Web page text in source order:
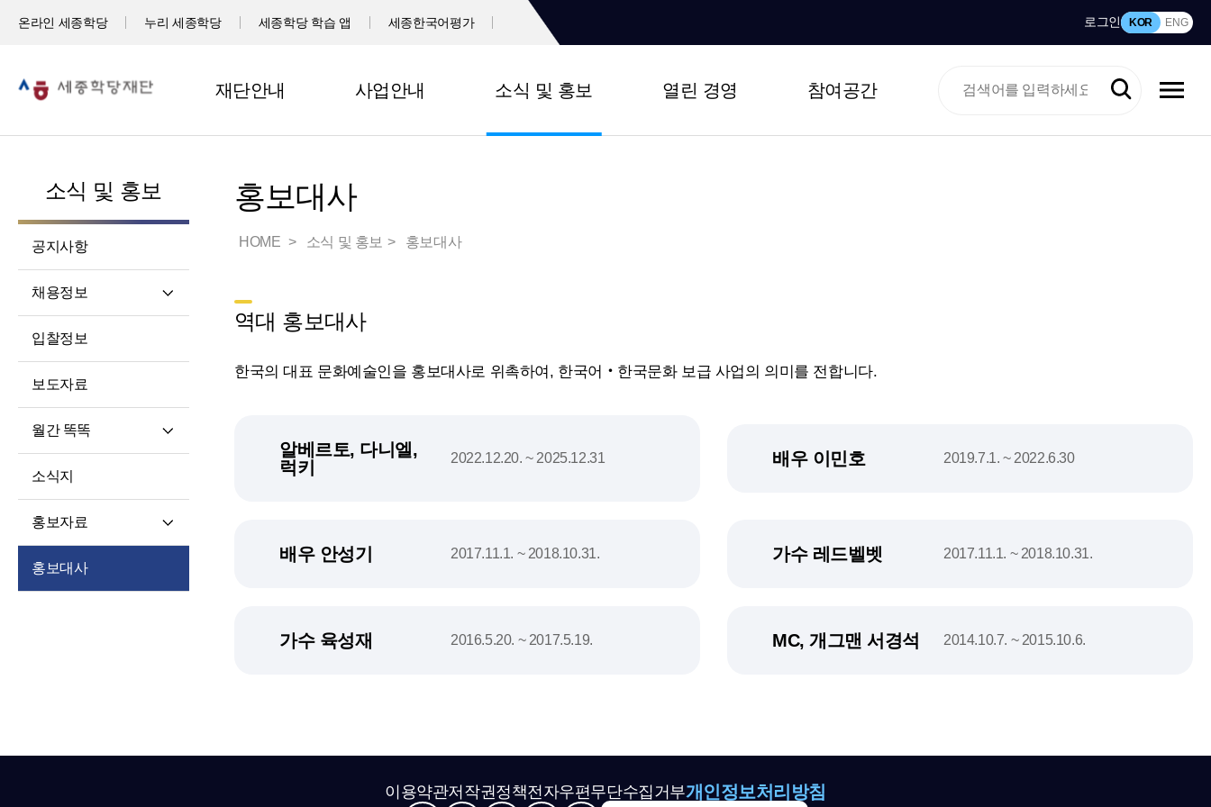
온라인 세종학당 누리 세종학당 세종학당 학습 앱 세종한국어평가 로그인 KOR ENG
재단안내 사업안내 소식 및 홍보 열린 경영 참여공간
소식 및 홍보
공지사항
채용정보
입찰정보
보도자료
월간 똑똑
소식지
홍보자료
홍보대사
홍보대사
HOME 소식 및 홍보 홍보대사
역대 홍보대사
한국의 대표 문화예술인을 홍보대사로 위촉하여, 한국어‧한국문화 보급 사업의 의미를 전합니다.
알베르토, 다니엘,
럭키
2022.12.20. ~ 2025.12.31 배우 이민호 2019.7.1. ~ 2022.6.30
배우 안성기 2017.11.1. ~ 2018.10.31. 가수 레드벨벳 2017.11.1. ~ 2018.10.31.
가수 육성재 2016.5.20. ~ 2017.5.19. MC, 개그맨 서경석 2014.10.7. ~ 2015.10.6.
이용약관저작권정책전자우편무단수집거부개인정보처리방침